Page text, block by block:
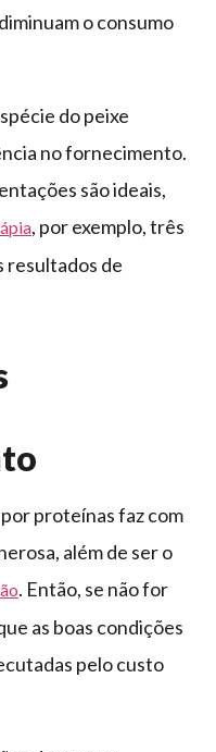
o consumo
do peixe
no fornecimento.
são ideais,
, por exemplo, três
resultados de
proteínas faz com
além de ser o
. Então, se não for
as boas condições
pelo custo